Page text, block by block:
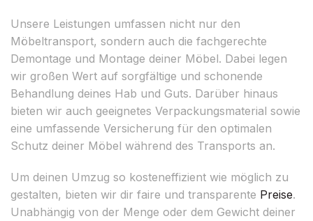
Unsere Leistungen umfassen nicht nur den
Möbeltransport, sondern auch die fachgerechte
Demontage und Montage deiner Möbel. Dabei legen
wir großen Wert auf sorgfältige und schonende
Behandlung deines Hab und Guts. Darüber hinaus
bieten wir auch geeignetes Verpackungsmaterial sowie
eine umfassende Versicherung für den optimalen
Schutz deiner Möbel während des Transports an.
Um deinen Umzug so kosteneffizient wie möglich zu
gestalten, bieten wir dir faire und transparente Preise.
Unabhängig von der Menge oder dem Gewicht deiner